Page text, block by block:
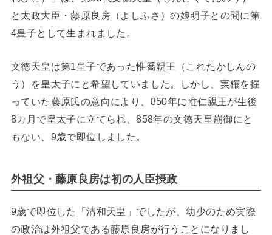
と太政大臣・藤原良房（よしふさ）の娘明子との間に第
4皇子として生まれました。
文徳天皇は第1皇子であった惟喬親王（これたかしんの
う）を皇太子にと希望していました。しかし、実権を握
っていた藤原氏の意向により、850年に惟仁親王が生後
8カ月で皇太子に立てられ、858年の文徳天皇崩御にと
もない、9歳で即位しました。
外祖父・藤原良房は初の人臣摂政
9歳で即位した「清和天皇」でしたが、幼少のため実際
の政治は外祖父である藤原良房が行うことになりまし